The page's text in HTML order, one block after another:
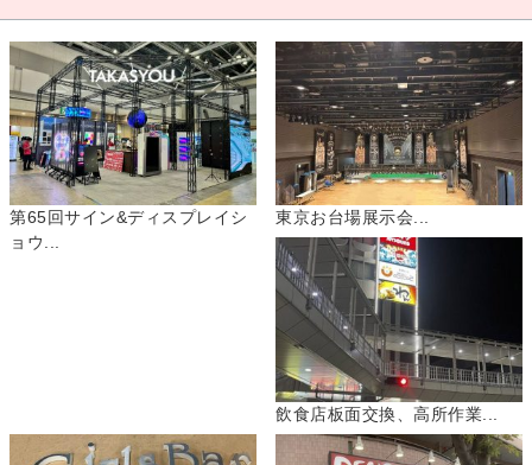
第65回サイン&ディスプレイシ
ョウ...
東京お台場展示会...
飲食店板面交換、高所作業...